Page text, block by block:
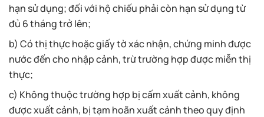
hạn sử dụng; đối với hộ chiếu phải còn hạn sử dụng từ
đủ 6 tháng trở lên;
b) Có thị thực hoặc giấy tờ xác nhận, chứng minh được
nước đến cho nhập cảnh, trừ trường hợp được miễn thị
thực;
c) Không thuộc trường hợp bị cấm xuất cảnh, không
được xuất cảnh, bị tạm hoãn xuất cảnh theo quy định